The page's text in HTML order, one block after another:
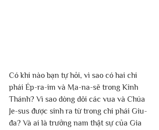
Có khi nào bạn tự hỏi, vì sao có hai chi
phái Ép-ra-im và Ma-na-sẽ trong Kinh
Thánh? Vì sao dòng dõi các vua và Chúa
Je-sus được sinh ra từ trong chi phái Giu-
đa? Và ai là trưởng nam thật sự của Gia